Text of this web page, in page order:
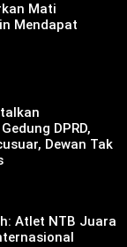
Mati
Mendapat
DPRD,
Dewan Tak
Atlet NTB Juara